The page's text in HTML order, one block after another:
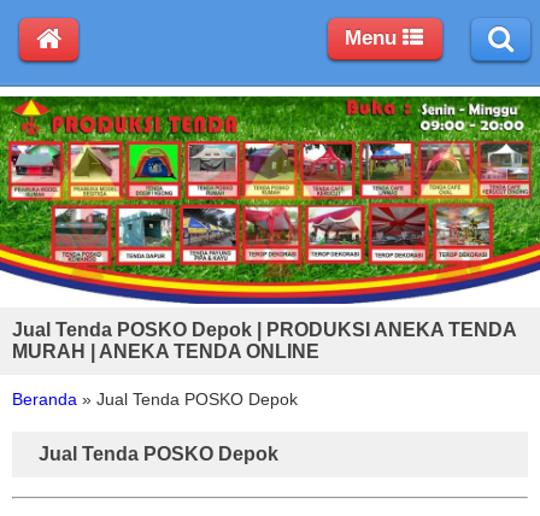
Jual Tenda POSKO Depok | PRODUKSI ANEKA TENDA
MURAH | ANEKA TENDA ONLINE
Beranda » Jual Tenda POSKO Depok
Jual Tenda POSKO Depok
Menu